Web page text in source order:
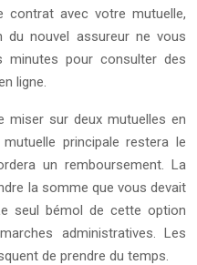
contrat avec votre mutuelle,
du nouvel assureur ne vous
minutes pour consulter des
ligne.
miser sur deux mutuelles en
principale restera le
un remboursement. La
la somme que vous devait
seul bémol de cette option
administratives. Les
de prendre du temps.